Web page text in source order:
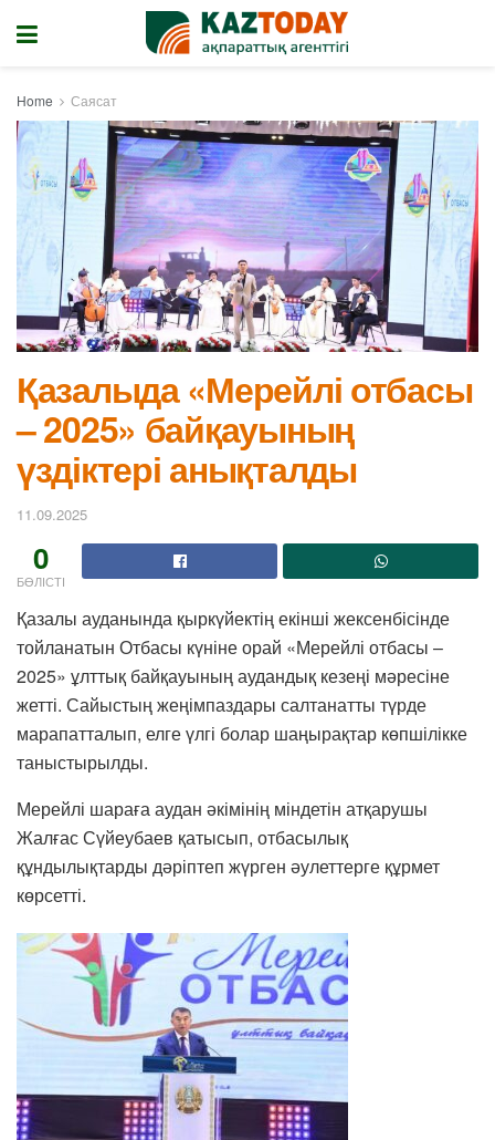
Home Саясат
Қазалыда «Мерейлі отбасы
– 2025» байқауының
үздіктері анықталды
11.09.2025
0
БӨЛІСТІ
Қазалы ауданында қыркүйектің екінші жексенбісінде
тойланатын Отбасы күніне орай «Мерейлі отбасы –
2025» ұлттық байқауының аудандық кезеңі мәресіне
жетті. Сайыстың жеңімпаздары салтанатты түрде
марапатталып, елге үлгі болар шаңырақтар көпшілікке
таныстырылды.
Мерейлі шараға аудан әкімінің міндетін атқарушы
Жалғас Сүйеубаев қатысып, отбасылық
құндылықтарды дәріптеп жүрген әулеттерге құрмет
көрсетті.